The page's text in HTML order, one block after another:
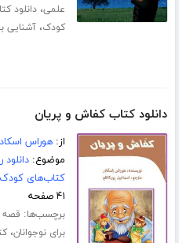
علمی،دانلود
کودک،آشنایی
دانلود کتاب کفاش و پریان
از:هوراس
موضوع:
کتاب‌های
۴۱ صفحه
برچسب‌ها: قصه
برای نوجوانان،